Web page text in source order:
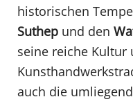
historischen
Suthepund den
seine reiche Kultur
auch die